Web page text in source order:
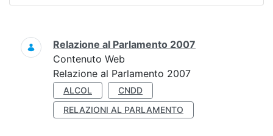
Ricerca
Relazione al Parlamento 2007
Contenuto Web
Relazione al Parlamento 2007
ALCOL
CNDD
RELAZIONI AL PARLAMENTO